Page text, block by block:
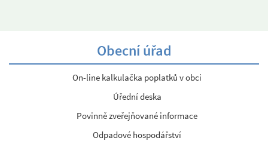
Obecní úřad
On-line kalkulačka poplatků v obci
Úřední deska
Povinně zveřejňované informace
Odpadové hospodářství